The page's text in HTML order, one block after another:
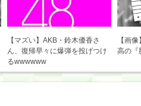
【マズい】AKB・鈴木優香さ
ん、復帰早々に爆弾を投げつけ
るwwwwww
【画
高の『